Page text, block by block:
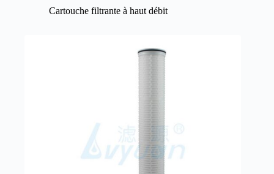
Cartouche filtrante à haut débit